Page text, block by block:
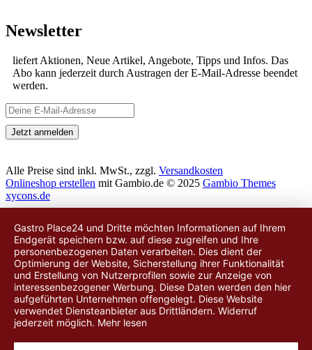
Newsletter
liefert Aktionen, Neue Artikel, Angebote, Tipps und Infos. Das
Abo kann jederzeit durch Austragen der E-Mail-Adresse beendet
werden.
Alle Preise sind inkl. MwSt., zzgl. Versandkosten
Onlineshop erstellen mit Gambio.de © 2025 Gambio Themes
xycons.de
Gastro Place24 und Dritte möchten Informationen auf Ihrem
Endgerät speichern bzw. auf diese zugreifen und Ihre
personenbezogenen Daten verarbeiten. Dies dient der
Optimierung der Website, Sicherstellung ihrer Funktionalität
und Erstellung von Nutzerprofilen sowie zur Anzeige von
interessenbezogener Werbung. Diese Daten werden den hier
aufgeführten Unternehmen offengelegt. Diese Website
verwendet Diensteanbieter aus Drittländern. Widerruf
jederzeit möglich. Mehr lesen